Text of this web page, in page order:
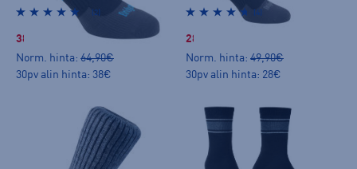
(2)
38,00 €
Norm. hinta: 64,90€
30pv alin hinta: 38€
(4)
28,00 €
Norm. hinta: 49,90€
30pv alin hinta: 28€